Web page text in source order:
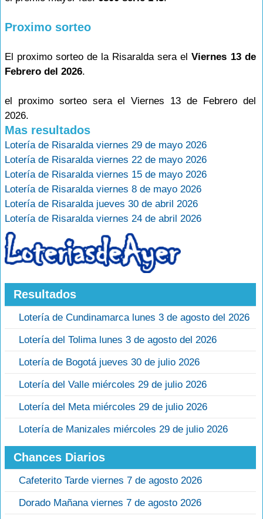
Proximo sorteo
El proximo sorteo de la Risaralda sera elViernes 13 de
Febrero del 2026.
el proximo sorteo sera el Viernes 13 de Febrero del
2026.
Mas resultados
Lotería de Risaralda viernes 29 de mayo 2026
Lotería de Risaralda viernes 22 de mayo 2026
Lotería de Risaralda viernes 15 de mayo 2026
Lotería de Risaralda viernes 8 de mayo 2026
Lotería de Risaralda jueves 30 de abril 2026
Lotería de Risaralda viernes 24 de abril 2026
Resultados
Lotería de Cundinamarca lunes 3 de agosto del 2026
Lotería del Tolima lunes 3 de agosto del 2026
Lotería de Bogotá jueves 30 de julio 2026
Lotería del Valle miércoles 29 de julio 2026
Lotería del Meta miércoles 29 de julio 2026
Lotería de Manizales miércoles 29 de julio 2026
Chances Diarios
Cafeterito Tarde viernes 7 de agosto 2026
Dorado Mañana viernes 7 de agosto 2026